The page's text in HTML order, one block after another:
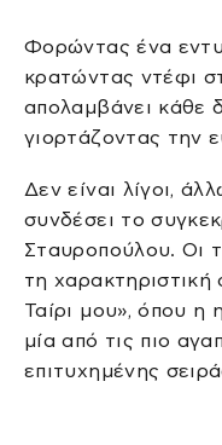
Φορώντας ένα
κρατώντας ντέφι
απολαμβάνει κάθε
γιορτάζοντας την
Δεν είναι λίγοι,
συνδέσει το
Σταυροπούλου. Οι
τη χαρακτηριστική
Ταίρι μου», όπου η
μία από τις πιο
επιτυχημένης